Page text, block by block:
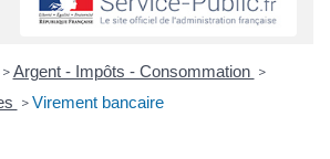
> Argent - Impôts - Consommation >
> Virement bancaire